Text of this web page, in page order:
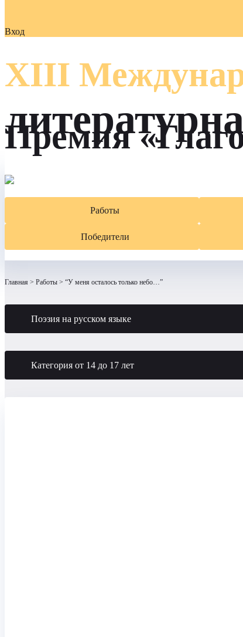
Вход
XIII
Премия
Работы
Победители
Главная Работы “У меня осталось только небо…”
Поэзия на русском языке
Категория от 14 до 17 лет